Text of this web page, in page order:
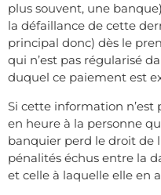
plus souvent, une
la défaillance de cette
principal donc) dès le
qui n’est pas régularisé
duquel ce paiement est
Si cette information n’est
en heure à la personne
banquier perd le droit de
pénalités échus entre la
et celle à laquelle elle en